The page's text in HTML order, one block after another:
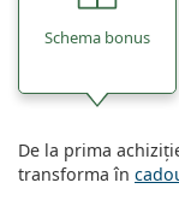
Schema bonus
De la prima
transforma în